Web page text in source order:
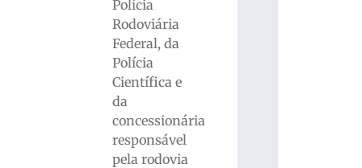
Polícia
Rodoviária
Federal, da
Polícia
Científica e
da
concessionária
responsável
pela rodovia